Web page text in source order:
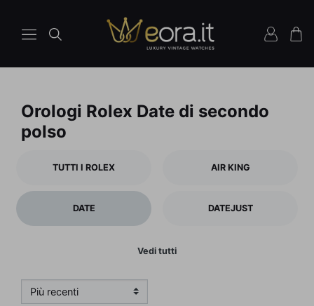
Orologi Rolex Date di secondo
polso
TUTTI I ROLEX AIR KING
DATE DATEJUST
Vedi tutti